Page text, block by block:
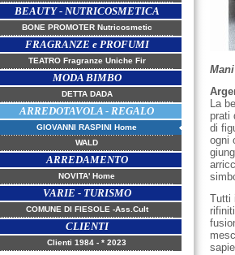
BEAUTY - NUTRICOSMETICA
BONE PROMOTER Nutricosmetic
FRAGRANZE e PROFUMI
TEATRO Fragranze Uniche Fir
MODA BIMBO
DETTA DADA
ARREDOTAVOLA - REGALO
GIOVANNI RASPINI Home
WALD
ARREDAMENTO
NOVITA' Home
VARIE - TURISMO
COMUNE DI FIESOLE -Ass.Cult
CLIENTI
Clienti 1984 - * 2023
La
prati
di
ogni
Tutti